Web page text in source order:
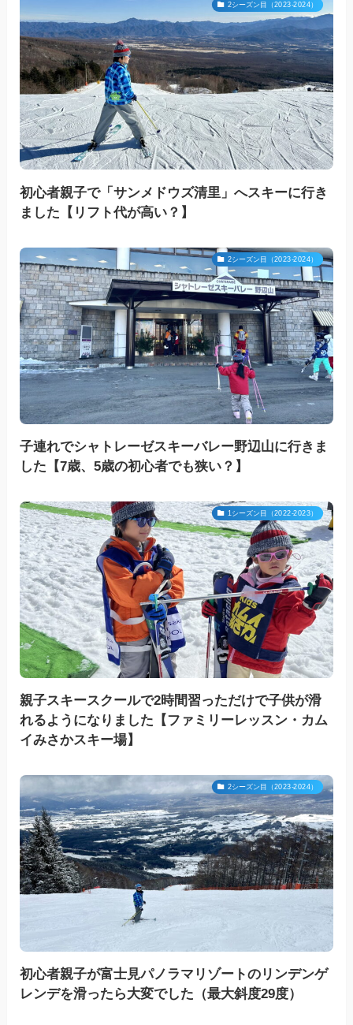
2シーズン目（2023-2024）
初心者親子で「サンメドウズ清里」へスキーに行き
ました【リフト代が高い？】
2シーズン目（2023-2024）
子連れでシャトレーゼスキーバレー野辺山に行きま
した【7歳、5歳の初心者でも狭い？】
1シーズン目（2022-2023）
親子スキースクールで2時間習っただけで子供が滑
れるようになりました【ファミリーレッスン・カム
イみさかスキー場】
2シーズン目（2023-2024）
初心者親子が富士見パノラマリゾートのリンデンゲ
レンデを滑ったら大変でした（最大斜度29度）